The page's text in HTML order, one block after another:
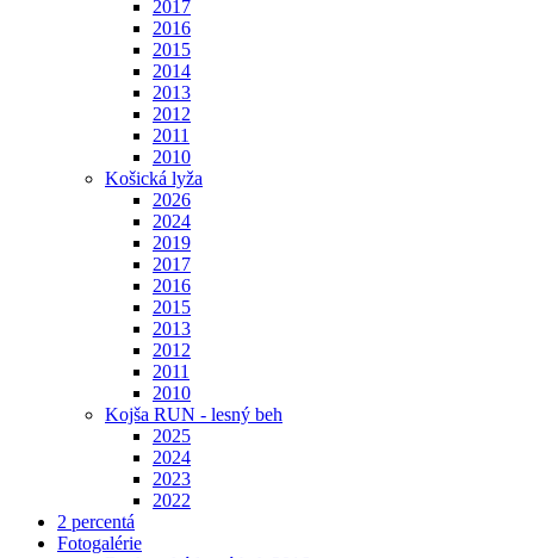
2017
2016
2015
2014
2013
2012
2011
2010
Košická lyža
2026
2024
2019
2017
2016
2015
2013
2012
2011
2010
Kojša RUN - lesný beh
2025
2024
2023
2022
2 percentá
Fotogalérie